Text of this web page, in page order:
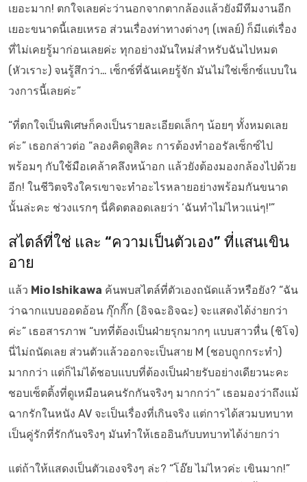
เยอะมาก! ตกใจเลยค่ะว่านอกจากตากล้องแล้วยังมีทีมงานอีก
เยอะขนาดนี้เลยเหรอ ส่วนเรื่องท่าทางต่างๆ (เพลย์) ก็มีแต่เรื่อง
ที่ไม่เคยรู้มาก่อนเลยค่ะ ทุกอย่างมันใหม่สำหรับฉันไปหมด
(หัวเราะ) จนรู้สึกว่า… เซ็กซ์ที่ฉันเคยรู้จัก มันไม่ใช่เซ็กซ์แบบใน
วงการนี้เลยค่ะ”
“ที่ตกใจเป็นพิเศษก็คงเป็นรายละเอียดเล็กๆ น้อยๆ ทั้งหมดเลย
ค่ะ” เธอกล่าวต่อ “ลองคิดดูสิคะ การต้องทำออรัลเซ็กซ์ไป
พร้อมๆ กับใช้มือเคล้าคลึงหน้าอก แล้วยังต้องมองกล้องไปด้วย
อีก! ในชีวิตจริงใครเขาจะทำอะไรหลายอย่างพร้อมกันขนาด
นั้นล่ะคะ ช่วงแรกๆ นี่คิดตลอดเลยว่า ‘ฉันทำไม่ไหวแน่ๆ!'”
สไตล์ที่ใช่ และ “ความเป็นตัวเอง” ที่แสนเขิน
อาย
แล้ว Mio Ishikawa ค้นพบสไตล์ที่ตัวเองถนัดแล้วหรือยัง? “ฉัน
ว่าฉากแบบออดอ้อน กุ๊กกิ๊ก (อิจฉะอิจฉะ) จะแสดงได้ง่ายกว่า
ค่ะ” เธอสารภาพ “บทที่ต้องเป็นฝ่ายรุกมากๆ แบบสาวหื่น (ชิโจ)
นี่ไม่ถนัดเลย ส่วนตัวแล้วออกจะเป็นสาย M (ชอบถูกกระทำ)
มากกว่า แต่ก็ไม่ได้ชอบแบบที่ต้องเป็นฝ่ายรับอย่างเดียวนะคะ
ชอบเซ็ตติ้งที่ดูเหมือนคนรักกันจริงๆ มากกว่า” เธอมองว่าถึงแม้
ฉากรักในหนัง AV จะเป็นเรื่องที่เกินจริง แต่การได้สวมบทบาท
เป็นคู่รักที่รักกันจริงๆ มันทำให้เธออินกับบทบาทได้ง่ายกว่า
แต่ถ้าให้แสดงเป็นตัวเองจริงๆ ล่ะ? “โอ๊ย ไม่ไหวค่ะ เขินมาก!”